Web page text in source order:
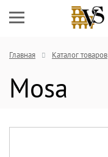
Главная Каталог товаров
Mosa